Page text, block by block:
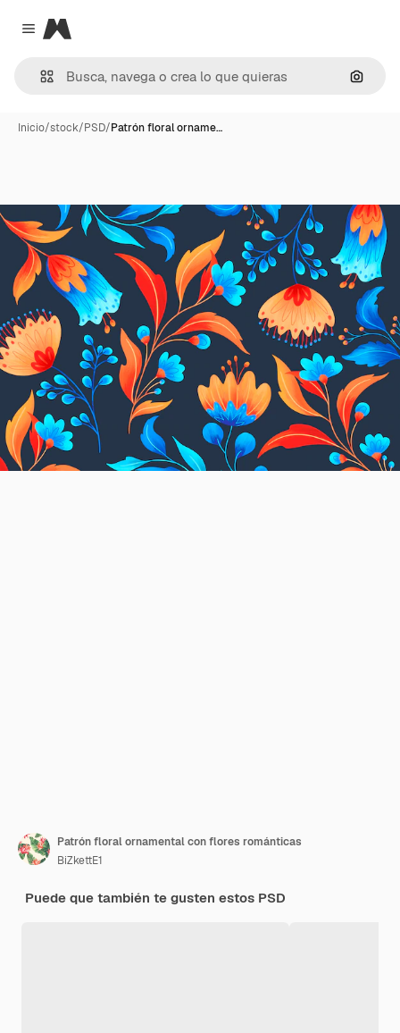
Close menu
Magnific
Inicio/stock/PSD/Patrón floral orname…
Patrón floral ornamental con flores románticas
BiZkettE1
Puede que también te gusten estos PSD